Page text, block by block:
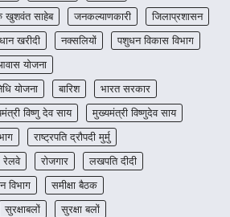
More Khabar August 7, 2026
राष्ट्रीय बाल स्वास्थ्य कार्यक्रम (चिरायु) के तहत
जिले की 5 माह की मासूम…
खुशवंत साहेब जनकल्याणकारी
जिलाप्रशासन
धान खरीदी नक्सलियों
पशुधन विकास विभाग
योजना
योजना
बारिश
भारत सरकार
विष्णु देव साय
मुख्यमंत्री विष्णुदेव साय
राष्ट्रपति द्रौपदी मुर्मु
रेलवे रोजगार
लखपति दीदी
विभाग
समीक्षा बैठक
सुरक्षाबलों
सुरक्षा बलों